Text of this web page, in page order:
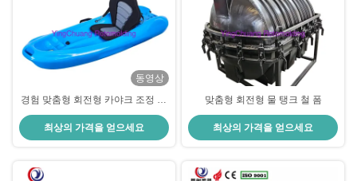
동영상
경험 맞춤형 회전형 카야크 조정 가
능한 갑판 높이
최상의 가격을 얻으세요
맞춤형 회전형 물 탱크 철 폼
최상의 가격을 얻으세요